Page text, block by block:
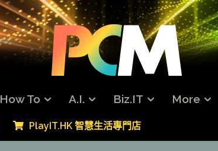
How To A.I. Biz.IT More
PlayIT.HK 智慧生活專門店